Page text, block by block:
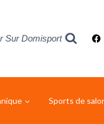
Sur Domisport
Sports de